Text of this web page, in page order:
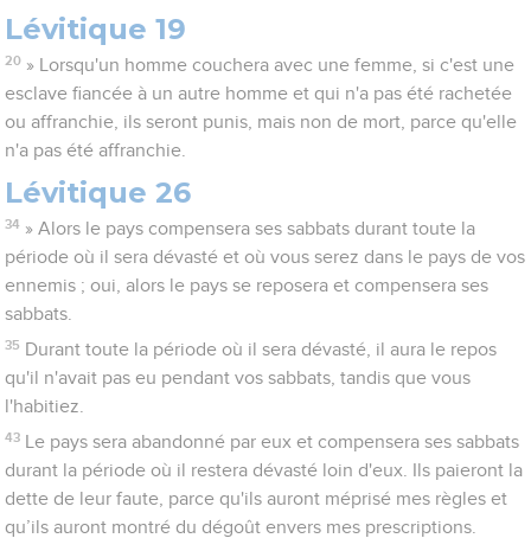
Lévitique 19
20 » Lorsqu'un homme couchera avec une femme, si c'est une
esclave fiancée à un autre homme et qui n'a pas été rachetée
ou affranchie, ils seront punis, mais non de mort, parce qu'elle
n'a pas été affranchie.
Lévitique 26
34 » Alors le pays compensera ses sabbats durant toute la
période où il sera dévasté et où vous serez dans le pays de vos
ennemis ; oui, alors le pays se reposera et compensera ses
sabbats.
35 Durant toute la période où il sera dévasté, il aura le repos
qu'il n'avait pas eu pendant vos sabbats, tandis que vous
l'habitiez.
43
Le pays sera abandonné par eux et compensera ses sabbats
durant la période où il restera dévasté loin d'eux. Ils paieront la
dette de leur faute, parce qu'ils auront méprisé mes règles et
qu’ils auront montré du dégoût envers mes prescriptions.